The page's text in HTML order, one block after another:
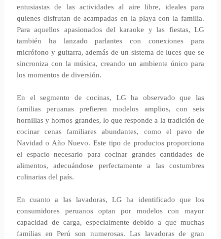
entusiastas de las actividades al aire libre, ideales para
quienes disfrutan de acampadas en la playa con la familia.
Para aquellos apasionados del karaoke y las fiestas, LG
también ha lanzado parlantes con conexiones para
micrófono y guitarra, además de un sistema de luces que se
sincroniza con la música, creando un ambiente único para
los momentos de diversión.
En el segmento de cocinas, LG ha observado que las
familias peruanas prefieren modelos amplios, con seis
hornillas y hornos grandes, lo que responde a la tradición de
cocinar cenas familiares abundantes, como el pavo de
Navidad o Año Nuevo. Este tipo de productos proporciona
el espacio necesario para cocinar grandes cantidades de
alimentos, adecuándose perfectamente a las costumbres
culinarias del país.
En cuanto a las lavadoras, LG ha identificado que los
consumidores peruanos optan por modelos con mayor
capacidad de carga, especialmente debido a que muchas
familias en Perú son numerosas. Las lavadoras de gran